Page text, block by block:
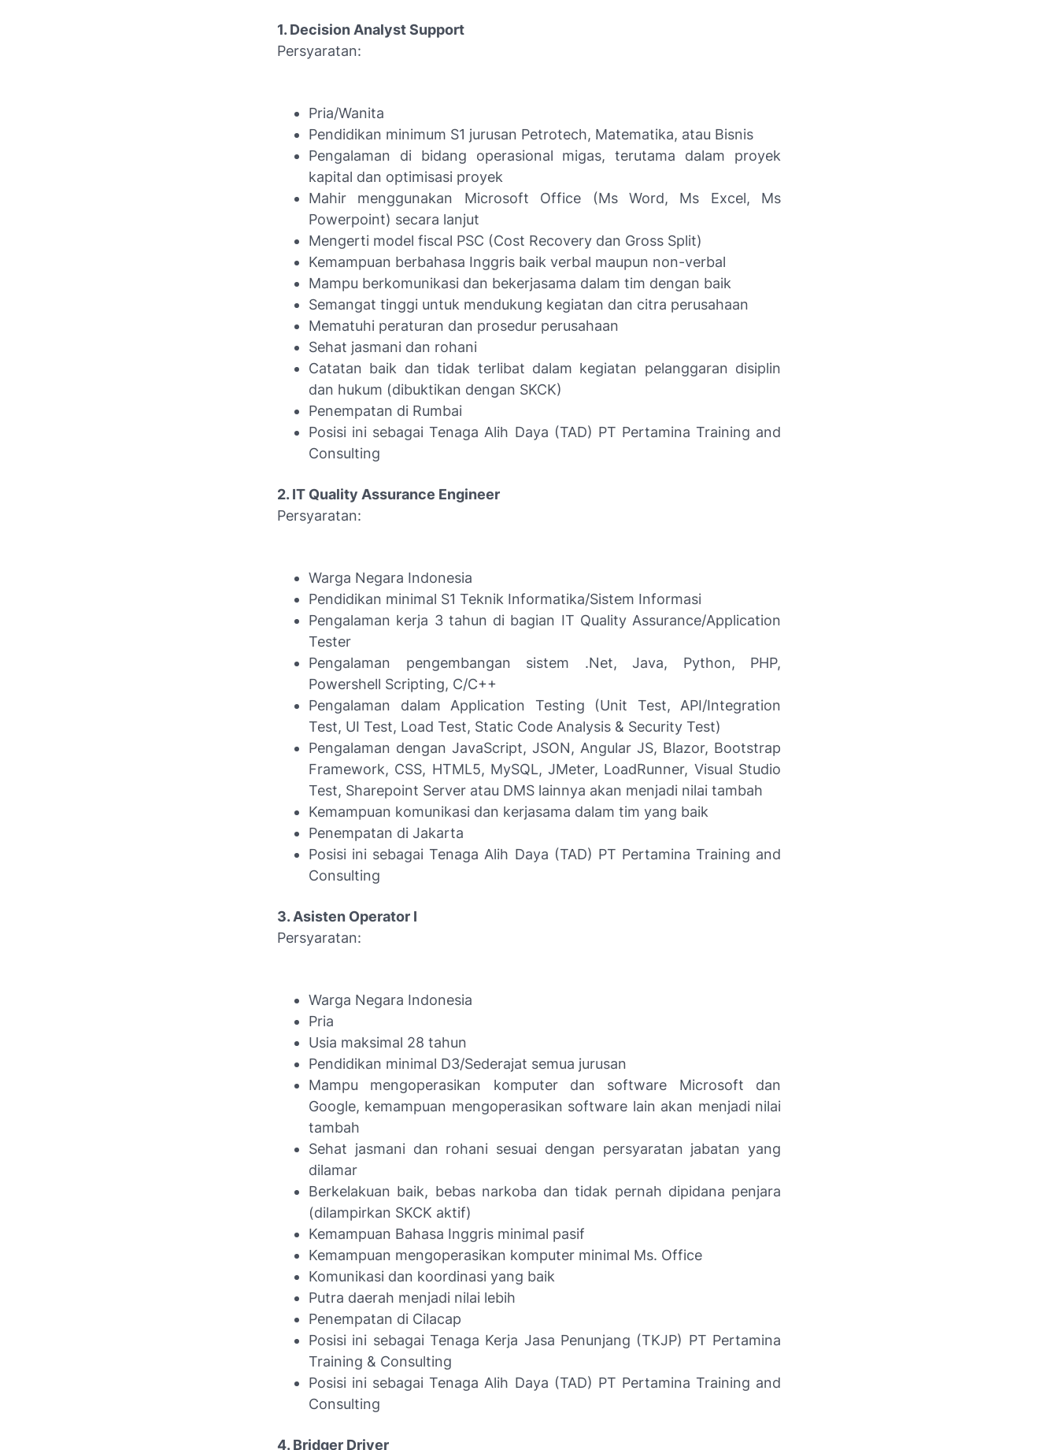
1. Decision Analyst Support
Persyaratan:
Pria/Wanita
Pendidikan minimum S1 jurusan Petrotech, Matematika, atau Bisnis
Pengalaman di bidang operasional migas, terutama dalam proyek
kapital dan optimisasi proyek
Mahir menggunakan Microsoft Office (Ms Word, Ms Excel, Ms
Powerpoint) secara lanjut
Mengerti model fiscal PSC (Cost Recovery dan Gross Split)
Kemampuan berbahasa Inggris baik verbal maupun non-verbal
Mampu berkomunikasi dan bekerjasama dalam tim dengan baik
Semangat tinggi untuk mendukung kegiatan dan citra perusahaan
Mematuhi peraturan dan prosedur perusahaan
Sehat jasmani dan rohani
Catatan baik dan tidak terlibat dalam kegiatan pelanggaran disiplin
dan hukum (dibuktikan dengan SKCK)
Penempatan di Rumbai
Posisi ini sebagai Tenaga Alih Daya (TAD) PT Pertamina Training and
Consulting
2. IT Quality Assurance Engineer
Persyaratan:
Warga Negara Indonesia
Pendidikan minimal S1 Teknik Informatika/Sistem Informasi
Pengalaman kerja 3 tahun di bagian IT Quality Assurance/Application
Tester
Pengalaman pengembangan sistem .Net, Java, Python, PHP,
Powershell Scripting, C/C++
Pengalaman dalam Application Testing (Unit Test, API/Integration
Test, UI Test, Load Test, Static Code Analysis & Security Test)
Pengalaman dengan JavaScript, JSON, Angular JS, Blazor, Bootstrap
Framework, CSS, HTML5, MySQL, JMeter, LoadRunner, Visual Studio
Test, Sharepoint Server atau DMS lainnya akan menjadi nilai tambah
Kemampuan komunikasi dan kerjasama dalam tim yang baik
Penempatan di Jakarta
Posisi ini sebagai Tenaga Alih Daya (TAD) PT Pertamina Training and
Consulting
3. Asisten Operator I
Persyaratan:
Warga Negara Indonesia
Pria
Usia maksimal 28 tahun
Pendidikan minimal D3/Sederajat semua jurusan
Mampu mengoperasikan komputer dan software Microsoft dan
Google, kemampuan mengoperasikan software lain akan menjadi nilai
tambah
Sehat jasmani dan rohani sesuai dengan persyaratan jabatan yang
dilamar
Berkelakuan baik, bebas narkoba dan tidak pernah dipidana penjara
(dilampirkan SKCK aktif)
Kemampuan Bahasa Inggris minimal pasif
Kemampuan mengoperasikan komputer minimal Ms. Office
Komunikasi dan koordinasi yang baik
Putra daerah menjadi nilai lebih
Penempatan di Cilacap
Posisi ini sebagai Tenaga Kerja Jasa Penunjang (TKJP) PT Pertamina
Training & Consulting
Posisi ini sebagai Tenaga Alih Daya (TAD) PT Pertamina Training and
Consulting
4. Bridger Driver